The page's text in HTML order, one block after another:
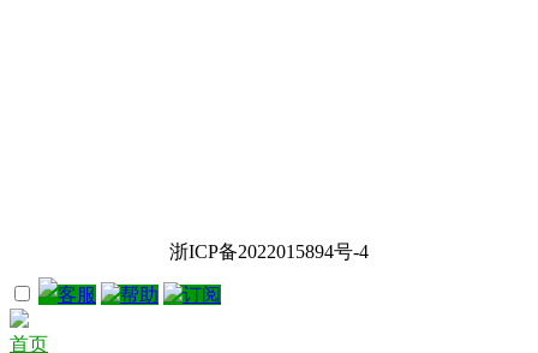
浙ICP备2022015894号-4
客服 帮助 订阅
首页